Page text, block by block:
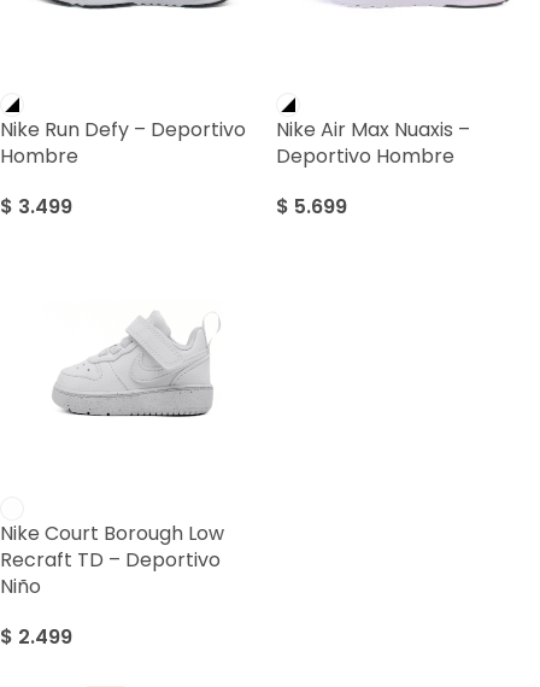
Nike Run Defy – Deportivo
Hombre
$ 3.499
Nike Air Max Nuaxis –
Deportivo Hombre
$ 5.699
Nike Court Borough Low
Recraft TD – Deportivo
Niño
$ 2.499